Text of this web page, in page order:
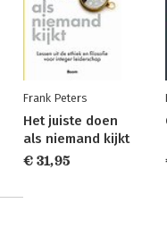
Frank Peters
Het juiste doen
als niemand kijkt
€ 31,95